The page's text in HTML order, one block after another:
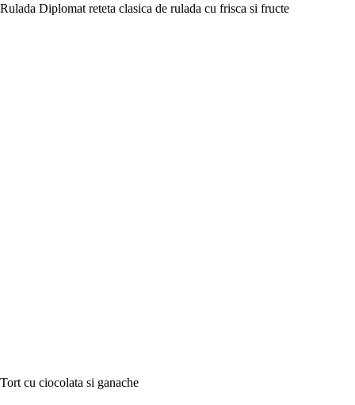
Rulada Diplomat reteta clasica de rulada cu frisca si fructe
Tort cu ciocolata si ganache